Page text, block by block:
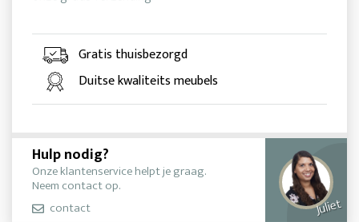
Gratis thuisbezorgd
Duitse kwaliteits meubels
Hulp nodig?
Onze klantenservice helpt je graag.
Neem contact op.
contact
Juliet